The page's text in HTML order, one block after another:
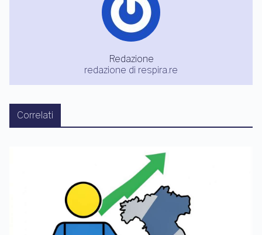
Redazione
redazione di respira.re
Correlati